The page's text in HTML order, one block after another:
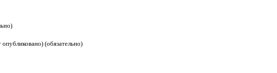
(обязательно)